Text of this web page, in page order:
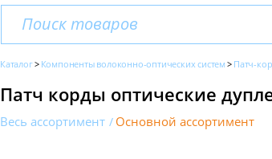
Каталог Компоненты волоконно-оптических систем Патч-
Патч корды оптические
Весь ассортимент Основной ассортимент